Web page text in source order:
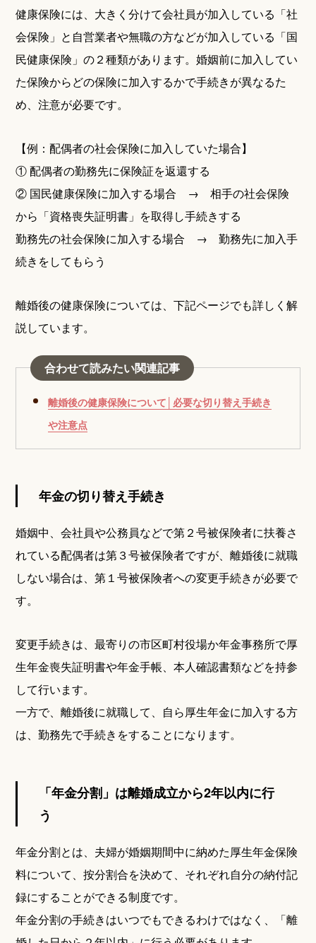
健康保険には、大きく分けて会社員が加入している「社
会保険」と自営業者や無職の方などが加入している「国
民健康保険」の２種類があります。婚姻前に加入してい
た保険からどの保険に加入するかで手続きが異なるた
め、注意が必要です。
【例：配偶者の社会保険に加入していた場合】
① 配偶者の勤務先に保険証を返還する
② 国民健康保険に加入する場合 → 相手の社会保険
から「資格喪失証明書」を取得し手続きする
勤務先の社会保険に加入する場合 → 勤務先に加入手
続きをしてもらう
離婚後の健康保険については、下記ページでも詳しく解
説しています。
合わせて読みたい関連記事
離婚後の健康保険について│必要な切り替え手続き
や注意点
年金の切り替え手続き
婚姻中、会社員や公務員などで第２号被保険者に扶養さ
れている配偶者は第３号被保険者ですが、離婚後に就職
しない場合は、第１号被保険者への変更手続きが必要で
す。
変更手続きは、最寄りの市区町村役場か年金事務所で厚
生年金喪失証明書や年金手帳、本人確認書類などを持参
して行います。
一方で、離婚後に就職して、自ら厚生年金に加入する方
は、勤務先で手続きをすることになります。
「年金分割」は離婚成立から2年以内に行
う
年金分割とは、夫婦が婚姻期間中に納めた厚生年金保険
料について、按分割合を決めて、それぞれ自分の納付記
録にすることができる制度です。
年金分割の手続きはいつでもできるわけではなく、「離